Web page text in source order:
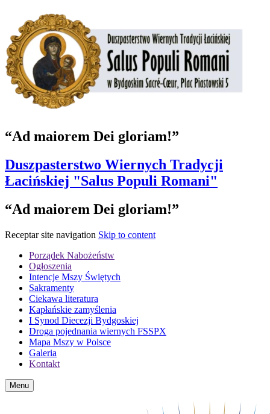
“Ad maiorem Dei gloriam!”
Duszpasterstwo Wiernych Tradycji
Łacińskiej "Salus Populi Romani"
“Ad maiorem Dei gloriam!”
Receptar site navigation Skip to content
Porządek Nabożeństw
Ogłoszenia
Intencje Mszy Świętych
Sakramenty
Ciekawa literatura
Kapłańskie zamyślenia
I Synod Diecezji Bydgoskiej
Droga pojednania wiernych FSSPX
Mapa Mszy w Polsce
Galeria
Kontakt
Menu